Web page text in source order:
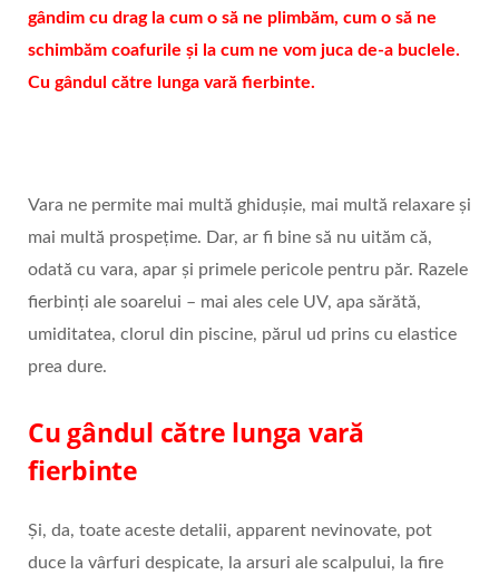
gândim cu drag la cum o să ne plimbăm, cum o să ne
schimbăm coafurile și la cum ne vom juca de-a buclele.
Cu gândul către lunga vară fierbinte.
Vara ne permite mai multă ghidușie, mai multă relaxare și
mai multă prospețime. Dar, ar fi bine să nu uităm că,
odată cu vara, apar și primele pericole pentru păr. Razele
fierbinți ale soarelui – mai ales cele UV, apa sărătă,
umiditatea, clorul din piscine, părul ud prins cu elastice
prea dure.
Cu gândul către lunga vară
fierbinte
Și, da, toate aceste detalii, apparent nevinovate, pot
duce la vârfuri despicate, la arsuri ale scalpului, la fire